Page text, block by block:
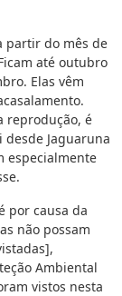
partir do mês de
até outubro
Elas vêm
reprodução, é
desde Jaguaruna
especialmente
por causa da
não possam
Ambiental
vistos nesta